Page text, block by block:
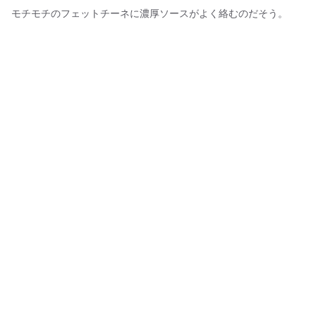
モチモチのフェットチーネに濃厚ソースがよく絡むのだそう。